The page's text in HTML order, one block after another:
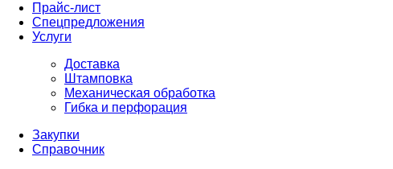
Прайс-лист
Спецпредложения
Услуги
Доставка
Штамповка
Механическая обработка
Гибка и перфорация
Закупки
Справочник